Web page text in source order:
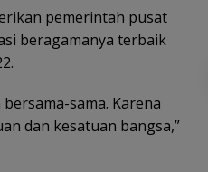
pemerintah pusat
beragamanya terbaik
sama. Karena
dan kesatuan bangsa,”